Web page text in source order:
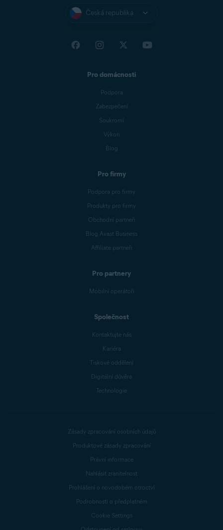
Česká republika
Pro domácnosti
Podpora
Zabezpečení
Soukromí
Výkon
Blog
Pro firmy
Podpora pro firmy
Produkty pro firmy
Obchodní partneři
Blog Avast Business
Affiliate partneři
Pro partnery
Mobilní operátoři
Společnost
Kontaktujte nás
Kariéra
Tiskové oddělení
Digitální důvěra
Technologie
Zásady zpracování osobních údajů
Produktové zásady zpracování
Právní informace
Nahlásit zranitelnost
Prohlášení o novodobém otroctví
Podrobnosti o předplatném
Cookie Settings